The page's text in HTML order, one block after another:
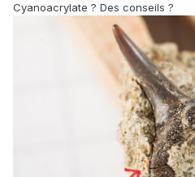
Cyanoacrylate ? Des conseils ?